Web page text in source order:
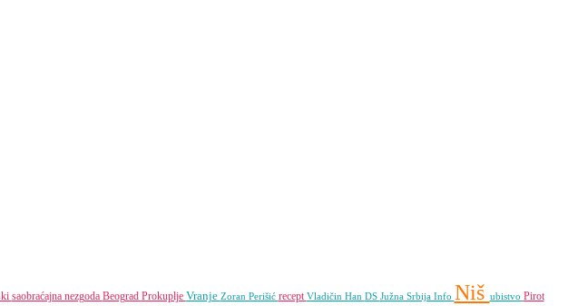
saobraćajna nezgoda Beograd Prokuplje Vranje Zoran Perišić receptVladičin Han DS Južna Srbija Info Niš ubistvo Pirot